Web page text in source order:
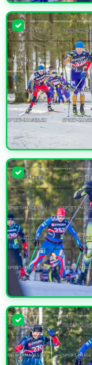
УВЕЛИЧИТЬ
УВЕЛИЧИТЬ
УВЕЛИЧИТЬ